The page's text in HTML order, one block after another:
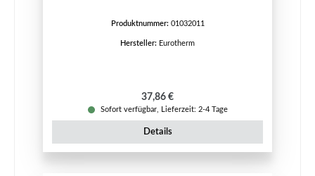
Produktnummer: 01032011
Hersteller: Eurotherm
Regulärer Preis:
37,86 €
Sofort verfügbar, Lieferzeit: 2-4 Tage
Details